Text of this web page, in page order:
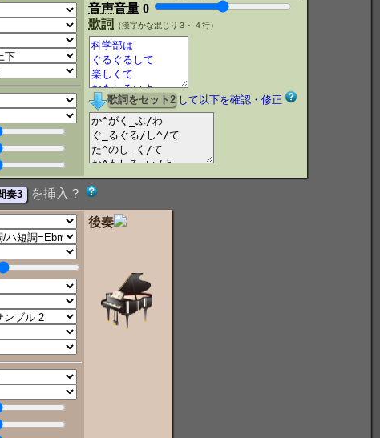
音声音量 0
歌詞
（漢字かな混じり３～４行）
して以下を確認・修正
を挿入？
後奏